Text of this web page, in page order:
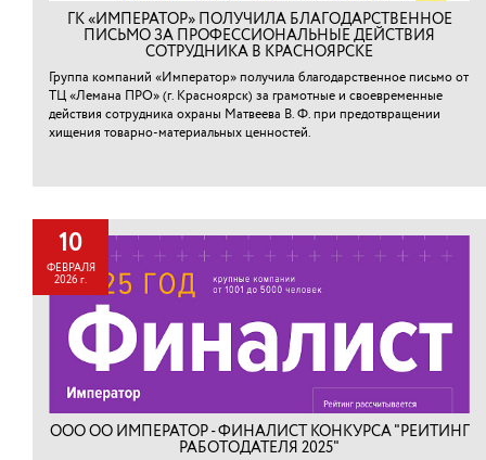
ГК «ИМПЕРАТОР» ПОЛУЧИЛА БЛАГОДАРСТВЕННОЕ
ПИСЬМО ЗА ПРОФЕССИОНАЛЬНЫЕ ДЕЙСТВИЯ
СОТРУДНИКА В КРАСНОЯРСКЕ
Группа компаний «Император» получила благодарственное письмо от
ТЦ «Лемана ПРО» (г. Красноярск) за грамотные и своевременные
действия сотрудника охраны Матвеева В. Ф. при предотвращении
хищения товарно-материальных ценностей.⁠
10
ФЕВРАЛЯ
2026 г.
ООО ОО ИМПЕРАТОР - ФИНАЛИСТ КОНКУРСА "РЕЙТИНГ
РАБОТОДАТЕЛЯ 2025"